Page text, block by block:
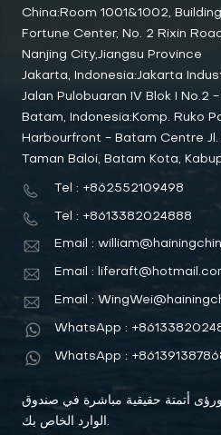
China:Room 1001&1002,
Fortune Center, No. 2 Rixin
Nanjing City,Jiangsu Province
Jakarta, Indonesia:Jakarta
Jalan Pulobuaran IV Blok I No.2
Batam, Indonesia:Komp. Ruko
Harbourfront - Batam Centre
Taman Baloi, Batam Kota,
Tel : +862552109498
Tel : +8613382024888
Email :
Email :
Email :
WhatsApp :
WhatsApp :
أتمتة حقيقية مباشرة في صندوق
الوارد الخاص بك.